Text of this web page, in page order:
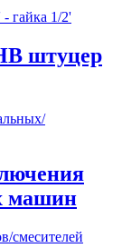
штуцер
машин